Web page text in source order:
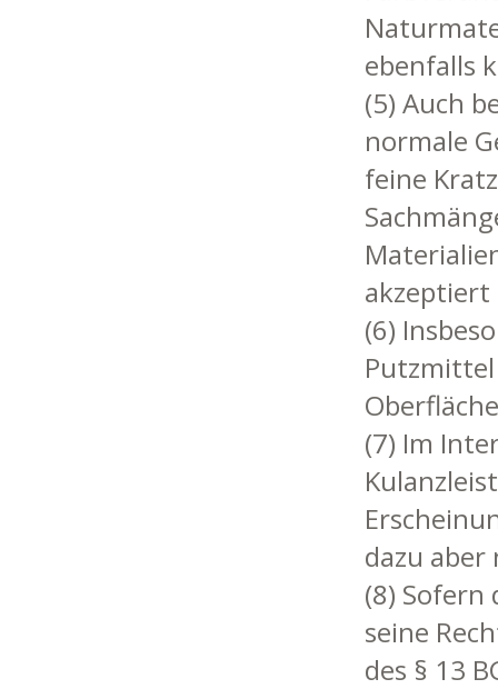
ebenfalls
(5) Auch
normale
feine
akzeptiert
(6)
(7) Im
dazu aber
(8) Sofern
seine
des § 13